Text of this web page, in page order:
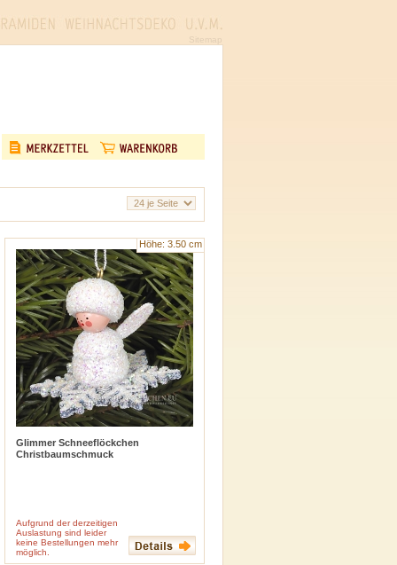
Höhe: 3.50 cm
Glimmer Schneeflöckchen
Christbaumschmuck
Aufgrund der derzeitigen
Auslastung sind leider
keine Bestellungen mehr
möglich.
( Stk. enth.)
inkl. 19 % MwSt
zzgl.Versandkosten